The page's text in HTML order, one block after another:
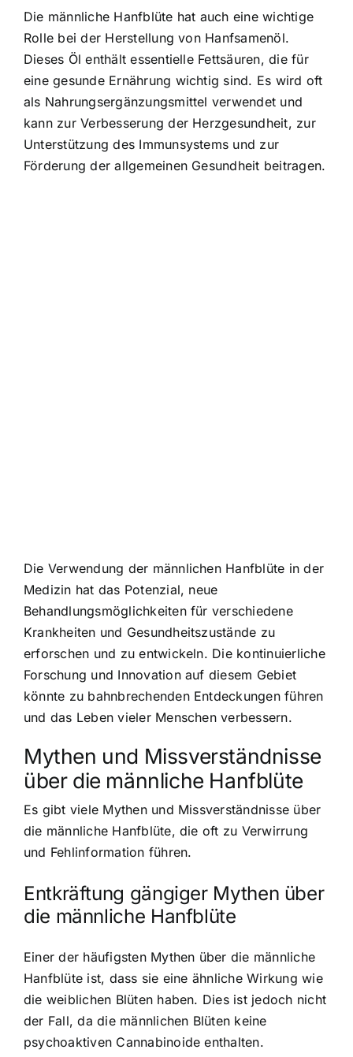
Die männliche Hanfblüte hat auch eine wichtige
Rolle bei der Herstellung von Hanfsamenöl.
Dieses Öl enthält essentielle Fettsäuren, die für
eine gesunde Ernährung wichtig sind. Es wird oft
als Nahrungsergänzungsmittel verwendet und
kann zur Verbesserung der Herzgesundheit, zur
Unterstützung des Immunsystems und zur
Förderung der allgemeinen Gesundheit beitragen.
Die Verwendung der männlichen Hanfblüte in der
Medizin hat das Potenzial, neue
Behandlungsmöglichkeiten für verschiedene
Krankheiten und Gesundheitszustände zu
erforschen und zu entwickeln. Die kontinuierliche
Forschung und Innovation auf diesem Gebiet
könnte zu bahnbrechenden Entdeckungen führen
und das Leben vieler Menschen verbessern.
Mythen und Missverständnisse
über die männliche Hanfblüte
Es gibt viele Mythen und Missverständnisse über
die männliche Hanfblüte, die oft zu Verwirrung
und Fehlinformation führen.
Entkräftung gängiger Mythen über
die männliche Hanfblüte
Einer der häufigsten Mythen über die männliche
Hanfblüte ist, dass sie eine ähnliche Wirkung wie
die weiblichen Blüten haben. Dies ist jedoch nicht
der Fall, da die männlichen Blüten keine
psychoaktiven Cannabinoide enthalten.